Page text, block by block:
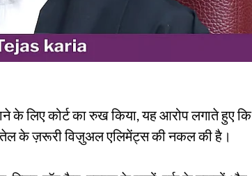
के लिए कोर्ट का रुख किया, यह आरोप लगाते हुए कि
के ज़रूरी विज़ुअल एलिमेंट्स की नकल की है।